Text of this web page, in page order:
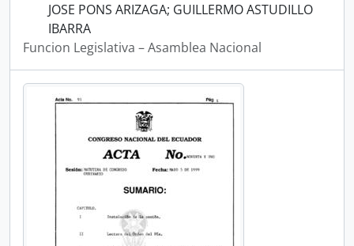
JOSE PONS ARIZAGA; GUILLERMO ASTUDILLO
IBARRA
Funcion Legislativa – Asamblea Nacional